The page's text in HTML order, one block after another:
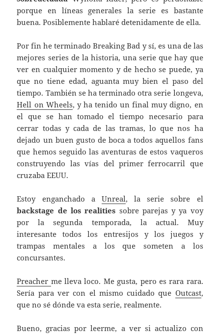
porque en líneas generales la serie es bastante
buena. Posiblemente hablaré detenidamente de ella.
Por fin he terminado Breaking Bad y sí, es una de las
mejores series de la historia, una serie que hay que
ver en cualquier momento y de hecho se puede, ya
que no tiene edad, aguanta muy bien el paso del
tiempo. También se ha terminado otra serie longeva,
Hell on Wheels, y ha tenido un final muy digno, en
el que se han tomado el tiempo necesario para
cerrar todas y cada de las tramas, lo que nos ha
dejado un buen gusto de boca a todos aquellos fans
que hemos seguido las aventuras de estos vaqueros
construyendo las vías del primer ferrocarril que
cruzaba EEUU.
Estoy enganchado a Unreal, la serie sobre el
backstage de los realities sobre parejas y ya voy
por la segunda temporada, la actual. Muy
interesante todos los entresijos y los juegos y
trampas mentales a los que someten a los
concursantes.
Preacher me lleva loco. Me gusta, pero es rara rara.
Sería para ver con el mismo cuidado que Outcast,
que no sé dónde va esta serie, realmente.
Bueno, gracias por leerme, a ver si actualizo con